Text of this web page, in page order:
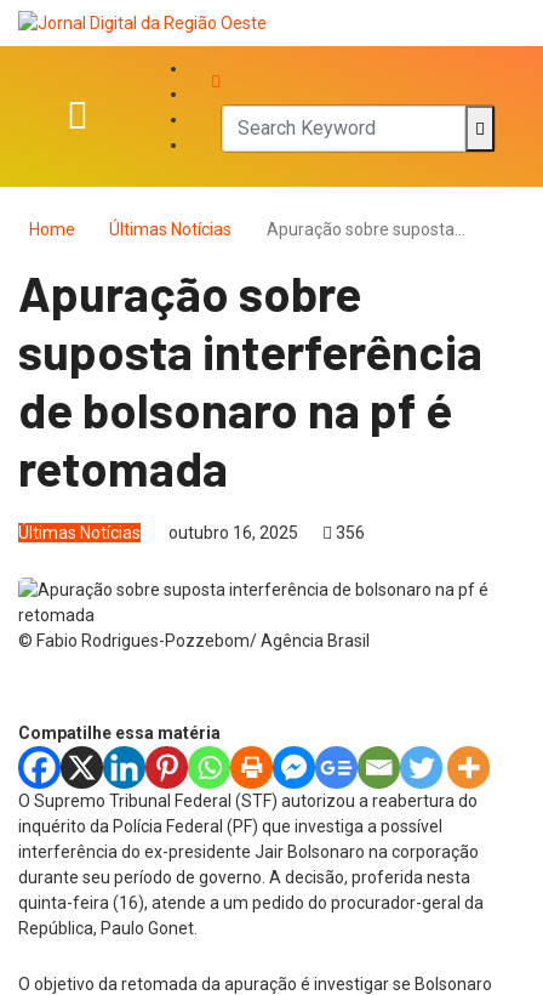
Home Últimas Notícias Apuração sobre suposta…
Apuração sobre
suposta interferência
de bolsonaro na pf é
retomada
Últimas Notícias outubro 16, 2025 356
© Fabio Rodrigues-Pozzebom/ Agência Brasil
Compatilhe essa matéria
O Supremo Tribunal Federal (STF) autorizou a reabertura do
inquérito da Polícia Federal (PF) que investiga a possível
interferência do ex-presidente Jair Bolsonaro na corporação
durante seu período de governo. A decisão, proferida nesta
quinta-feira (16), atende a um pedido do procurador-geral da
República, Paulo Gonet.
O objetivo da retomada da apuração é investigar se Bolsonaro